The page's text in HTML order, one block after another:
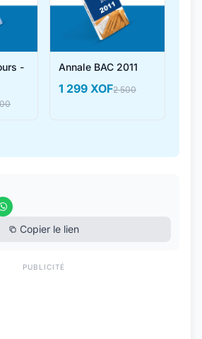
-
Annale BAC 2011
1 299 XOF2 500
Copier le lien
PUBLICITÉ